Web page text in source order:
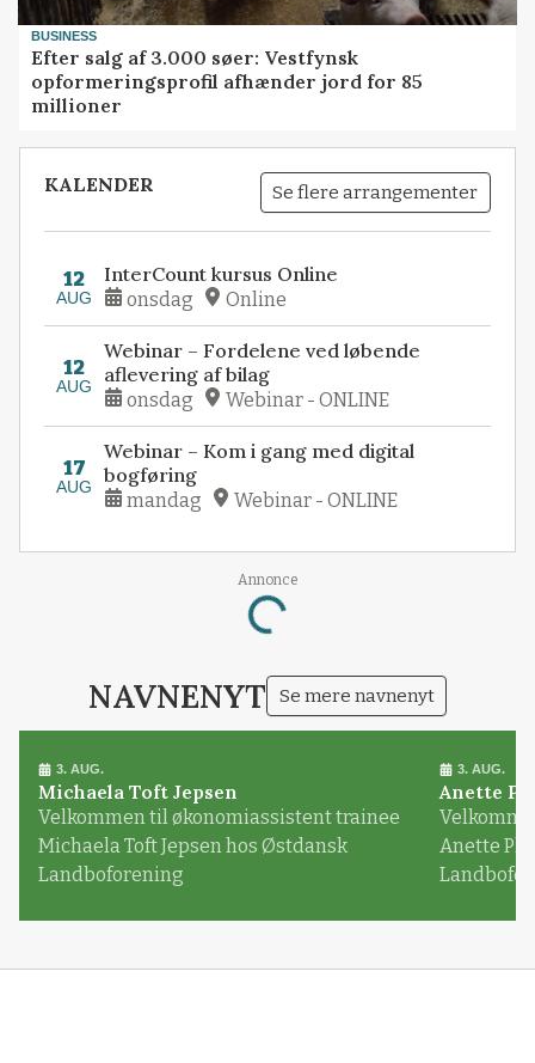
BUSINESS
Efter salg af 3.000 søer: Vestfynsk
opformeringsprofil afhænder jord for 85
millioner
KALENDER Se flere arrangementer
12
AUG
InterCount kursus Online
onsdag Online
12
AUG
Webinar – Fordelene ved løbende
aflevering af bilag
onsdag Webinar - ONLINE
17
AUG
Webinar – Kom i gang med digital
bogføring
mandag Webinar - ONLINE
Annonce
Loading...
NAVNENYT Se mere navnenyt
3. AUG.
Michaela Toft Jepsen
Velkommen til økonomiassistent trainee
Michaela Toft Jepsen hos Østdansk
Landboforening
3. AUG.
Anette
Anette